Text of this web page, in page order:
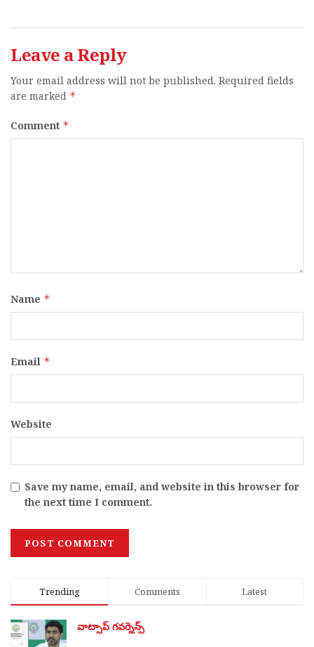
Leave a Reply
Your email address will not be published. Required fields
are marked *
Comment *
Name *
Email *
Website
Save my name, email, and website in this browser for
the next time I comment.
Trending Comments Latest
వాట్సాప్ గవర్నెన్స్